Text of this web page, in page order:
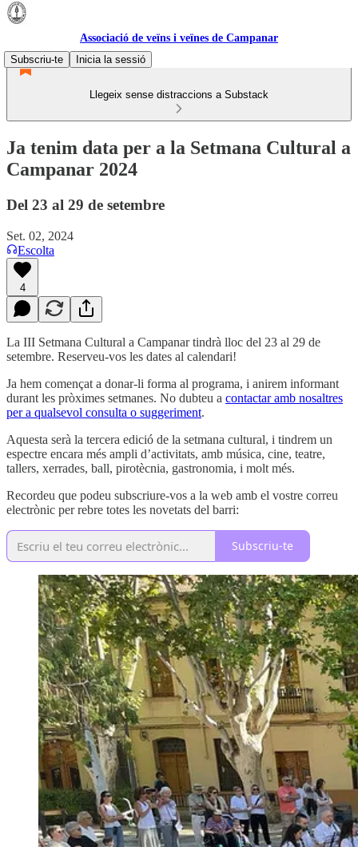
Associació de veïns i veïnes de Campanar
Subscriu-te
Inicia la sessió
Llegeix sense distraccions a Substack
Ja tenim data per a la Setmana Cultural a
Campanar 2024
Del 23 al 29 de setembre
Set. 02, 2024
Escolta
4
La III Setmana Cultural a Campanar tindrà lloc del 23 al 29 de
setembre. Reserveu-vos les dates al calendari!
Ja hem començat a donar-li forma al programa, i anirem informant
durant les pròximes setmanes. No dubteu a contactar amb nosaltres
per a qualsevol consulta o suggeriment.
Aquesta serà la tercera edició de la setmana cultural, i tindrem un
espectre encara més ampli d’activitats, amb música, cine, teatre,
tallers, xerrades, ball, pirotècnia, gastronomia, i molt més.
Recordeu que podeu subscriure-vos a la web amb el vostre correu
electrònic per rebre totes les novetats del barri:
Subscriu-te